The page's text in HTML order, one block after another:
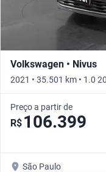
Volkswagen • Nivus
2021 • 35.501 km • 1.0
Preço a partir de
R$ 106.399
São Paulo